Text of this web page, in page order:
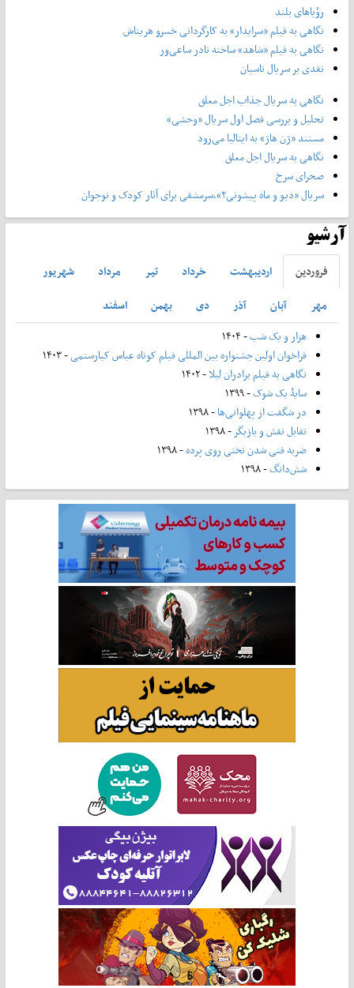
رؤیاهای بلند
نگاهی به فیلم «سرایدار» به کارگردانی خسرو هریتاش
نگاهی به فیلم «شاهد» ساخته نادر ساعی‌ور
نقدی بر سریال تاسیان
نگاهی به سریال جذاب اجل معلق
تحلیل و بررسی فصل اول سریال «وحشی»
مستند «ژن هاژ» به ایتالیا می‌رود
نگاهی به سریال اجل معلق
صحرای سرخ
سریال «دیو و ماه پیشونی۲»،سرمشقی برای آثار کودک و نوجوان
آرشیو
فروردين ارديبهشت خرداد تير مرداد
شهريور
مهر
آبان آذر دی بهمن
اسفند
هزار و یک شب- ۱۴۰۴
فراخوان اولین جشنواره بین المللی فیلم کوتاه عباس کیارستمی- ۱۴۰۳
نگاهی به فیلم برادران لیلا- ۱۴۰۲
سایۀ یک شوک- ۱۳۹۹
در شگفت از پهلوانی‌ها- ۱۳۹۸
تقابل نقش و بازیگر- ۱۳۹۸
ضربه فنی شدن تختی روی پرده- ۱۳۹۸
شش‌دانگ- ۱۳۹۸